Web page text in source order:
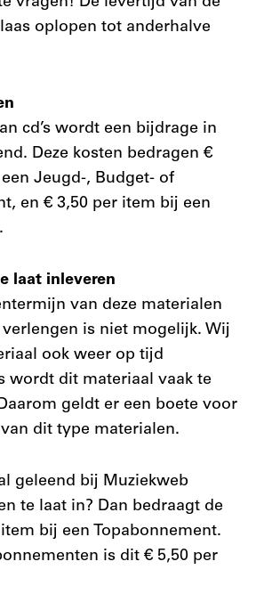
oplopen tot anderhalve
cd’s wordt een bijdrage in
Deze kosten bedragen €
Jeugd-, Budget- of
en € 3,50 per item bij een
laat inleveren
van deze materialen
is niet mogelijk. Wij
ook weer op tijd
wordt dit materiaal vaak te
geldt er een boete voor
dit type materialen.
geleend bij Muziekweb
te laat in? Dan bedraagt de
bij een Topabonnement.
is dit € 5,50 per